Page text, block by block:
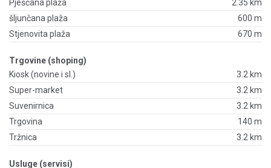
Pješčana plaža
2.35 km
šljunčana plaža
600 m
Stjenovita plaža
670 m
Trgovine (shoping)
Kiosk (novine i sl.)
3.2 km
Super-market
3.2 km
Suvenirnica
3.2 km
Trgovina
140 m
Tržnica
3.2 km
Usluge (servisi)